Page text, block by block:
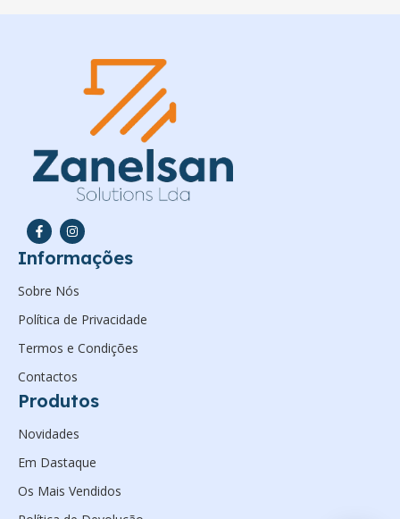
Informações
Sobre Nós
Política de Privacidade
Termos e Condições
Contactos
Produtos
Novidades
Em Dastaque
Os Mais Vendidos